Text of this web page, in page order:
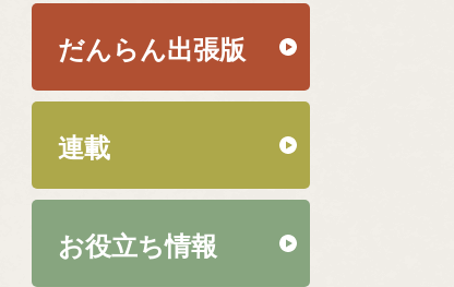
だんらん出張版
連載
お役立ち情報